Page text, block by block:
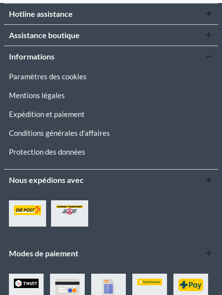
Hotline assistance
Assistance boutique
Informations
Paramètres des cookies
Mentions légales
Expédition et paiement
Conditions générales d'affaires
Protection des données
Nous expédions avec
Modes de paiement